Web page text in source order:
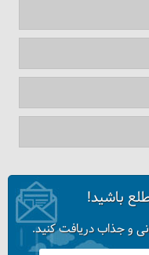
باشید!
و جذاب دریافت کنید.